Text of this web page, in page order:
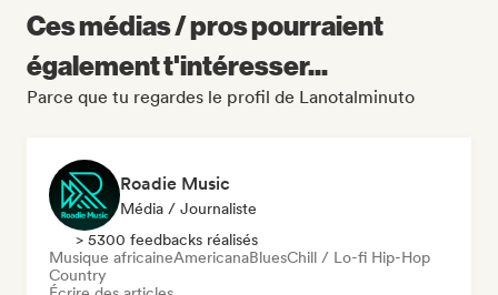
Ces médias / pros pourraient
également t'intéresser...
Parce que tu regardes le profil de Lanotalminuto
Roadie Music
Média / Journaliste
> 5300 feedbacks réalisés
Musique africaineAmericanaBluesChill / Lo-fi Hip-Hop
Country